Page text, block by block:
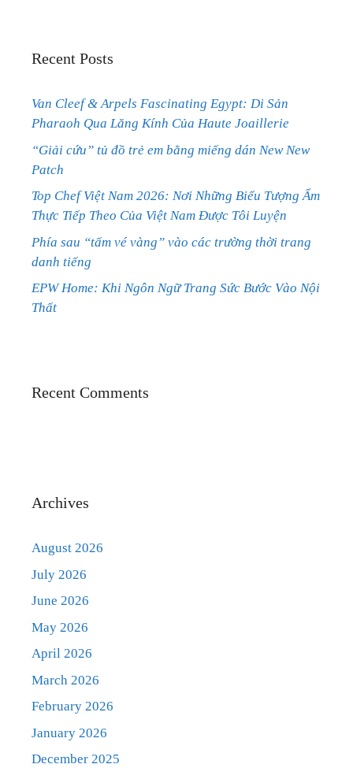
Recent Posts
Van Cleef & Arpels Fascinating Egypt: Di Sản
Pharaoh Qua Lăng Kính Của Haute Joaillerie
“Giải cứu” tủ đồ trẻ em bằng miếng dán New New
Patch
Top Chef Việt Nam 2026: Nơi Những Biểu Tượng Ẩm
Thực Tiếp Theo Của Việt Nam Được Tôi Luyện
Phía sau “tấm vé vàng” vào các trường thời trang
danh tiếng
EPW Home: Khi Ngôn Ngữ Trang Sức Bước Vào Nội
Thất
Recent Comments
Archives
August 2026
July 2026
June 2026
May 2026
April 2026
March 2026
February 2026
January 2026
December 2025